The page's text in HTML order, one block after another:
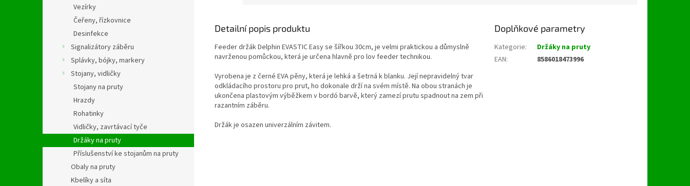
Vezírky
Čeřeny, řízkovnice
Desinfekce
Signalizátory záběru
Splávky, bójky, markery
Stojany, vidličky
Stojany na pruty
Hrazdy
Rohatinky
Vidličky, zavrtávací tyče
Držáky na pruty
Příslušenství ke stojanům na pruty
Obaly na pruty
Kbelíky a síta
Detailní popis produktu
Feeder držák Delphin EVASTIC Easy se šířkou 30cm, je velmi praktickou a důmyslně
navrženou pomůckou, která je určena hlavně pro lov feeder technikou.
Vyrobena je z černé EVA pěny, která je lehká a šetrná k blanku. Její nepravidelný tvar
odkládacího prostoru pro prut, ho dokonale drží na svém místě. Na obou stranách je
ukončena plastovým výběžkem v bordó barvě, který zamezí prutu spadnout na zem při
razantním záběru.
Držák je osazen univerzálním závitem.
Doplňkové parametry
Kategorie:
Držáky na pruty
EAN: 8586018473996